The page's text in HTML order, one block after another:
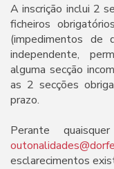
A inscrição inclui 2
ficheiros
(impedimentos de
independente,
alguma secção
as 2 secções
prazo.
Perante
esclarecimentos